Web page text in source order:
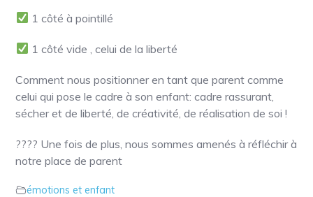
1 côté à pointillé
1 côté vide , celui de la liberté
Comment nous positionner en tant que parent comme
celui qui pose le cadre à son enfant: cadre rassurant,
sécher et de liberté, de créativité, de réalisation de soi !
???? Une fois de plus, nous sommes amenés à réfléchir à
notre place de parent
émotions et enfant